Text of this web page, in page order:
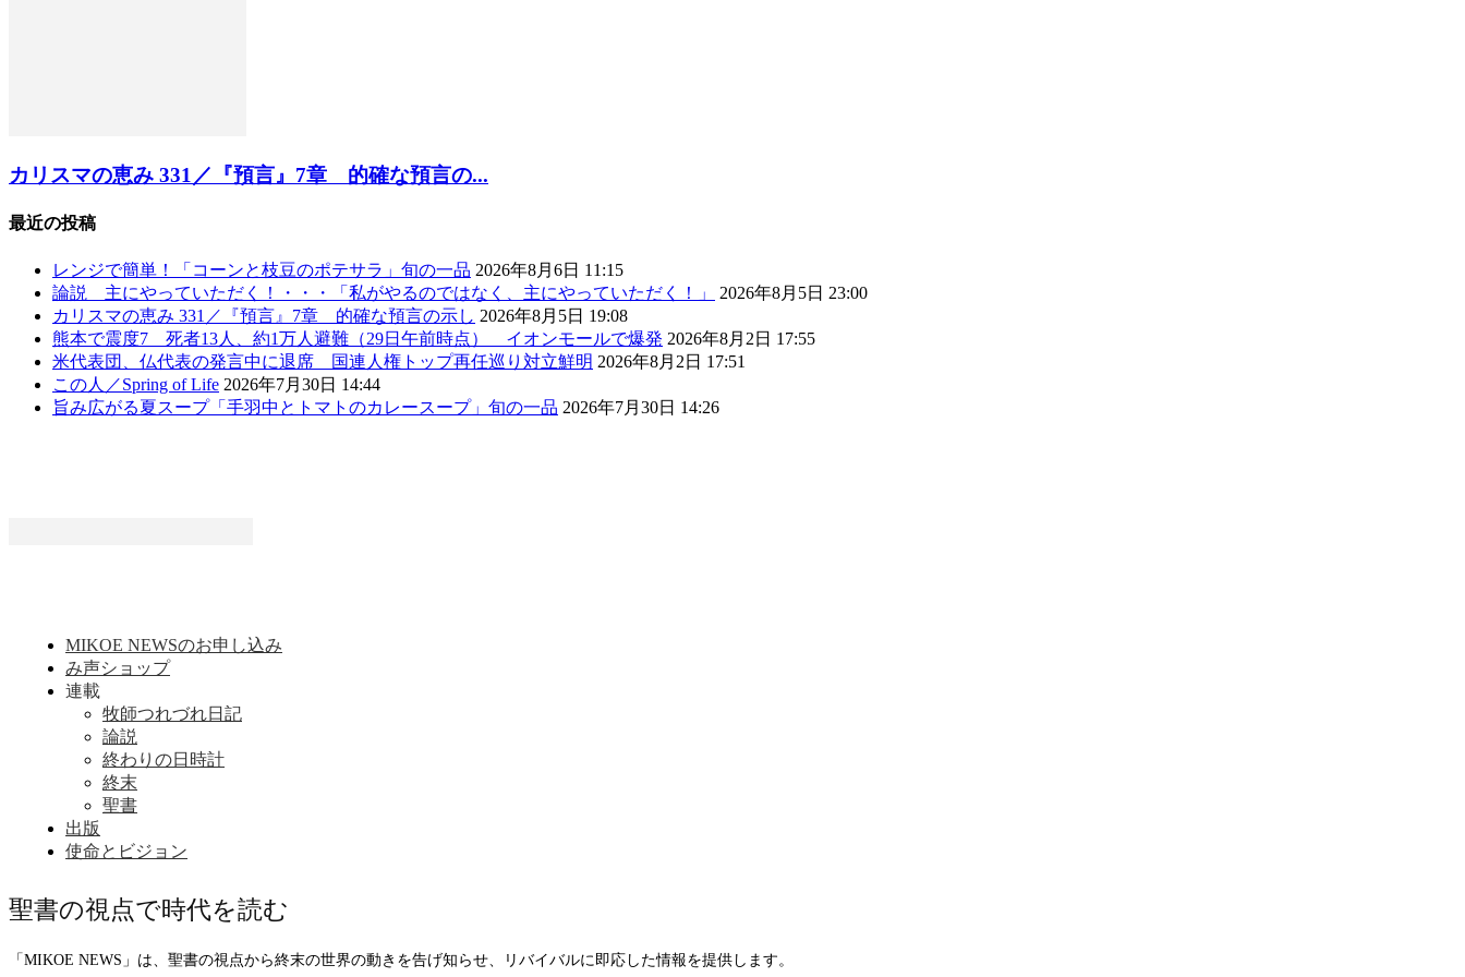
カリスマの恵み 331／『預言』7章 的確な預言の...
最近の投稿
レンジで簡単！「コーンと枝豆のポテサラ」旬の一品 2026年8月6日 11:15
論説 主にやっていただく！・・・「私がやるのではなく、主にやっていただく！」
2026年8月5日 23:00
カリスマの恵み 331／『預言』7章 的確な預言の示し 2026年8月5日 19:08
熊本で震度7 死者13人、約1万人避難（29日午前時点） イオンモールで爆発 2026年8月2日 17:55
米代表団、仏代表の発言中に退席 国連人権トップ再任巡り対立鮮明 2026年8月2日 17:51
この人／Spring of Life 2026年7月30日 14:44
旨み広がる夏スープ「手羽中とトマトのカレースープ」旬の一品 2026年7月30日 14:26
MIKOE NEWSのお申し込み
み声ショップ
連載
牧師つれづれ日記
論説
終わりの日時計
終末
聖書
出版
使命とビジョン
聖書の視点で時代を読む
「MIKOE NEWS」は、聖書の視点から終末の世界の動きを告げ知らせ、リバイバルに即応した情報を提供します。